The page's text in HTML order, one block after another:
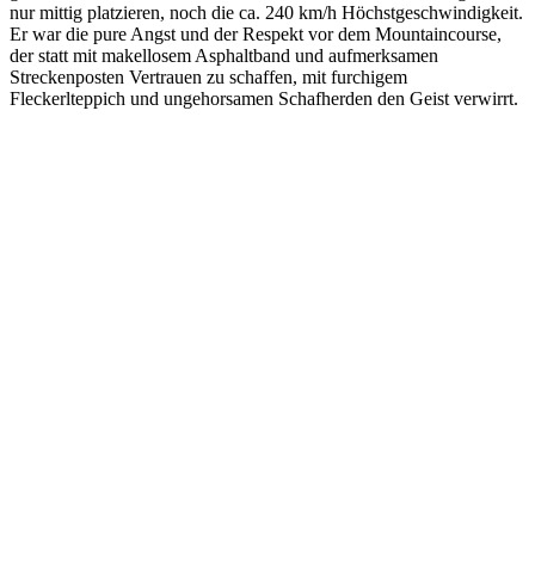
nur mittig platzieren, noch die ca. 240 km/h Höchstgeschwindigkeit.
Er war die pure Angst und der Respekt vor dem Mountaincourse,
der statt mit makellosem Asphaltband und aufmerksamen
Streckenposten Vertrauen zu schaffen, mit furchigem
Fleckerlteppich und ungehorsamen Schafherden den Geist verwirrt.